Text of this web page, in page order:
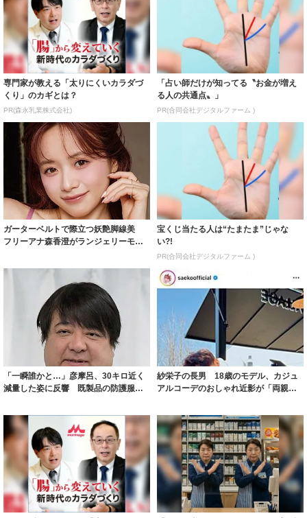
専門家が教える「太りにくいカラダづ
くり」のカギとは？
PR(森永乳業株式会社)
「占い師だけが知ってる〝お金が増え
る人の共通点〟」
PR(合同会社デジタルファーム )
ガーターベルトで際立つ妖艶脚線美
フリーアナ森香澄がランジェリーモデ
宝くじ当たる人は“たまたま”じゃな
い?!
PR(合同会社デジタルファーム )
「一瞬誰かと…」彦摩呂、30キロ近く
減量した姿に反響 既製品の防護服が
紗栄子の長男 18歳のモデル、カジュ
アルコーデのおしゃれ近影が「両親の